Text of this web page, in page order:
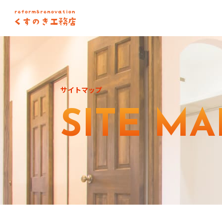
サイトマップ
SITE